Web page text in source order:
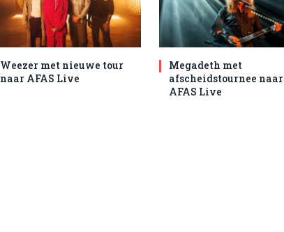
Weezer met nieuwe tour
naar AFAS Live
Megadeth met
afscheidstournee naar
AFAS Live